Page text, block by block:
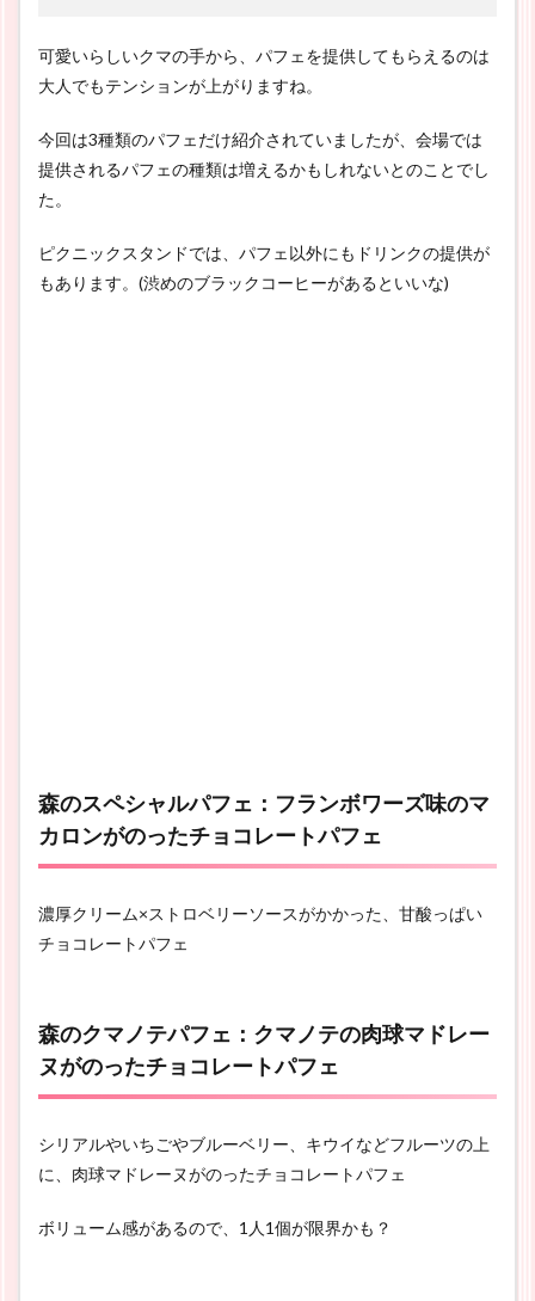
可愛いらしいクマの手から、パフェを提供してもらえるのは
大人でもテンションが上がりますね。
今回は3種類のパフェだけ紹介されていましたが、会場では
提供されるパフェの種類は増えるかもしれないとのことでし
た。
ピクニックスタンドでは、パフェ以外にもドリンクの提供が
もあります。(渋めのブラックコーヒーがあるといいな)
森のスペシャルパフェ：フランボワーズ味のマ
カロンがのったチョコレートパフェ
濃厚クリーム×ストロベリーソースがかかった、甘酸っぱい
チョコレートパフェ
森のクマノテパフェ：クマノテの肉球マドレー
ヌがのったチョコレートパフェ
シリアルやいちごやブルーベリー、キウイなどフルーツの上
に、肉球マドレーヌがのったチョコレートパフェ
ボリューム感があるので、1人1個が限界かも？